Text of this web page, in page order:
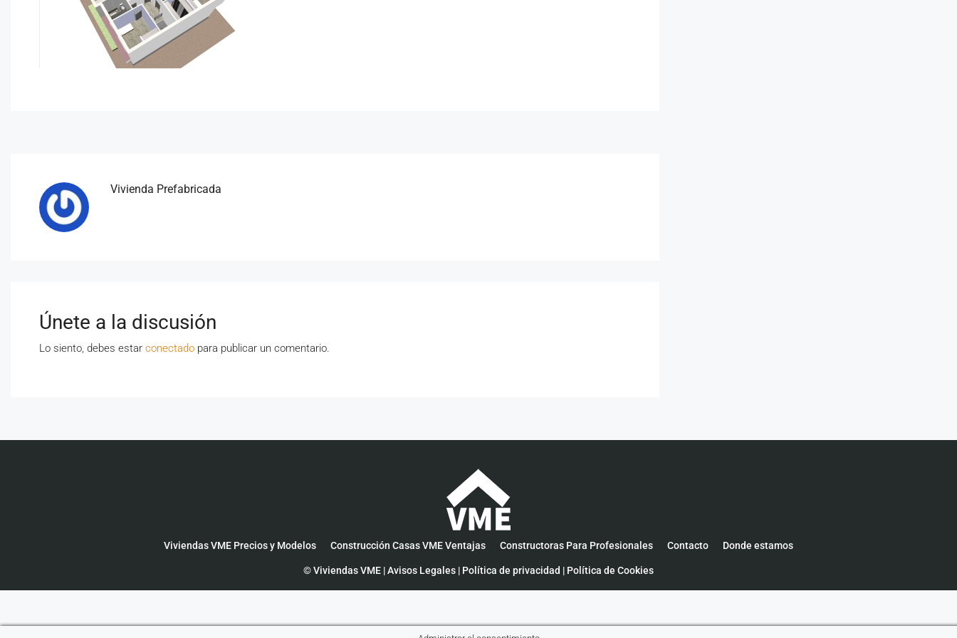
Vivienda Prefabricada
Únete a la discusión
Lo siento, debes estar conectado para publicar un comentario.
Viviendas VME Precios y Modelos Construcción Casas VME Ventajas Constructoras Para Profesionales Contacto Donde estamos
© Viviendas VME |Avisos Legales | Política de privacidad | Política de Cookies